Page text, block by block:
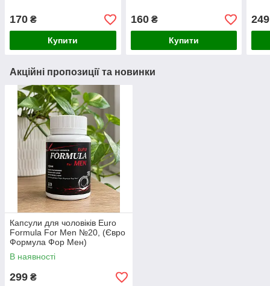
170 ₴
Купити
160₴
Купити
249
Акційні пропозиції та новинки
Капсули для чоловіків Euro
Formula For Men №20, (Євро
Формула Фор Мен)
В наявності
299 ₴